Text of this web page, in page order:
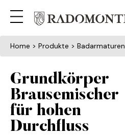
Home > Produkte > Badarmaturen
Grundkörper
Brausemischer
für hohen
Durchfluss